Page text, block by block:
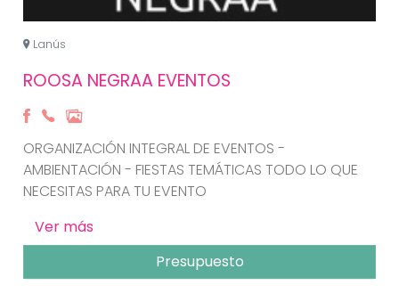
Lanús
ROOSA NEGRAA EVENTOS
ORGANIZACIÓN INTEGRAL DE EVENTOS -
AMBIENTACIÓN - FIESTAS TEMÁTICAS TODO LO QUE
NECESITAS PARA TU EVENTO
Ver más
Presupuesto